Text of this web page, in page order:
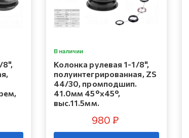
8",
В наличии
Колонка рулевая 1-1/8",
полуинтегрированная, ZS
44/30, промподшип.
41.0мм 45°x45°,
выс.11.5мм.
980 ₽